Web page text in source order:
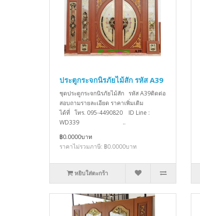
ประตูกระจกนิรภัยไม้สัก รหัส A39
ชุดประตูกระจกนิรภัยไม้สัก รหัส A39ติดต่อ
สอบถามรายละเอียด ราคาเพิ่มเติม
ได้ที่ โทร. 095-4490820 ID Line :
WD339 ..
฿0.0000บาท
ราคาไม่รวมภาษี: ฿0.0000บาท
หยิบใส่ตะกร้า